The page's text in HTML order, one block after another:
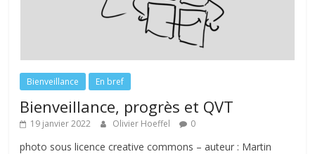
Bienveillance En bref
Bienveillance, progrès et QVT
19 janvier 2022 Olivier Hoeffel 0
photo sous licence creative commons – auteur : Martin